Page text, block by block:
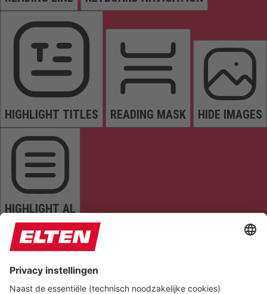
HIGHLIGHT TITLES READING MASK HIDE IMAGES
HIGHLIGHT AL